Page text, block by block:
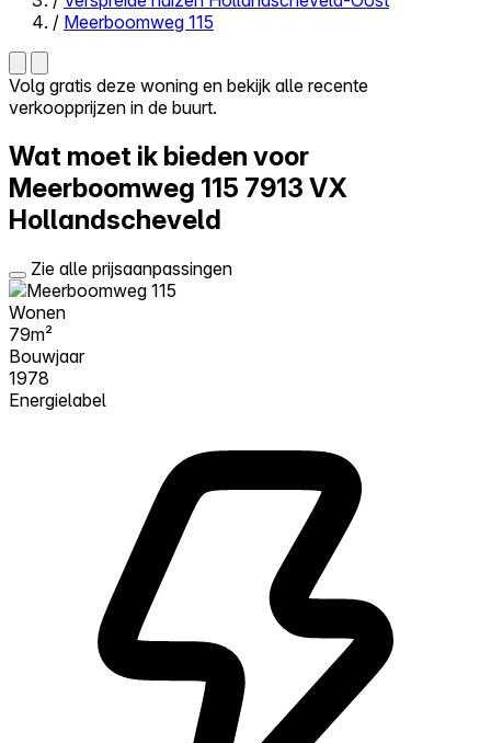
Zelf kopen
Reviews
Prijzen
Log in
/ Meerboomweg 115
Volg gratis deze woning en bekijk alle recente
verkoopprijzen in de buurt.
Wat moet ik bieden voor
Meerboomweg 115 7913 VX
Hollandscheveld
Zie alle prijsaanpassingen
Wonen
79m²
Bouwjaar
1978
Energielabel